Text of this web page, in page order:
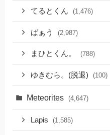
てるとくん (1,476)
ばぁう (2,987)
まひとくん。 (788)
ゆきむら。(脱退) (100)
Meteorites (4,647)
Lapis (1,585)